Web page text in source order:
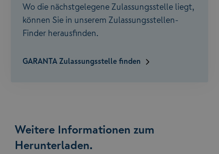
Wo die nächstgelegene Zulassungsstelle liegt,
können Sie in unserem Zulassungsstellen-
Finder herausfinden.
GARANTA Zulassungsstelle finden
Weitere Informationen zum
Herunterladen.